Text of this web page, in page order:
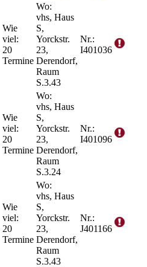
Wie
viel:
20
Termine
Wo:
vhs, Haus
S,
Yorckstr.
23,
Derendorf,
Raum
S.3.43
Nr.:
I401036
Wie
viel:
20
Termine
Wo:
vhs, Haus
S,
Yorckstr.
23,
Derendorf,
Raum
S.3.24
Nr.:
I401096
Wie
viel:
20
Termine
Wo:
vhs, Haus
S,
Yorckstr.
23,
Derendorf,
Raum
S.3.43
Nr.:
J401166